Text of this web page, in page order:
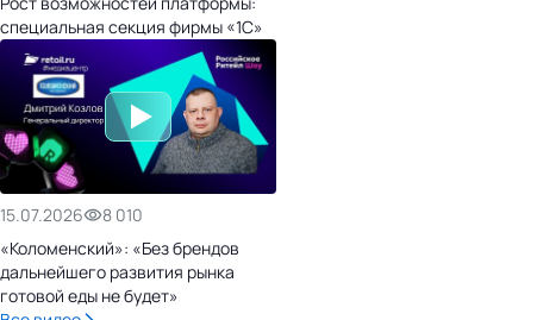
специальная секция фирмы «1С»
15.07.2026
8 010
«Коломенский»: «Без брендов
дальнейшего развития рынка
готовой еды не будет»